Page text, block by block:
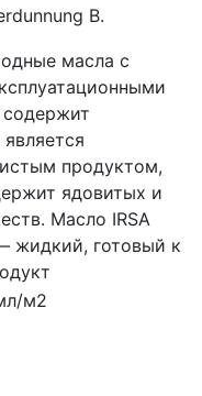
B.
масла с
продуктом,
ядовитых и
Масло IRSA
жидкий, готовый к
м2